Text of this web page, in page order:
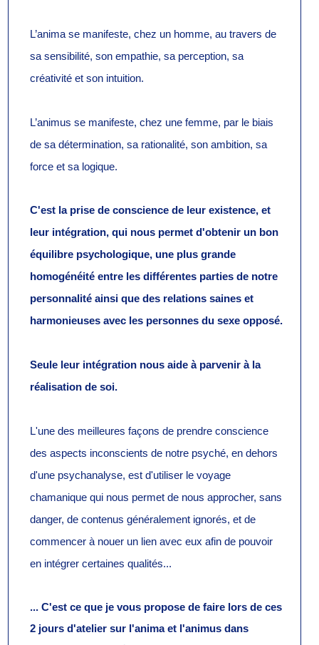
L’anima se manifeste, chez un homme, au travers de
sa sensibilité, son empathie, sa perception, sa
créativité et son intuition.
L’animus se manifeste, chez une femme, par le biais
de sa détermination, sa rationalité, son ambition, sa
force et sa logique.
C'est la prise de conscience de leur existence, et
leur intégration, qui nous permet d'obtenir un bon
équilibre psychologique, une plus grande
homogénéité entre les différentes parties de notre
personnalité ainsi que des relations saines et
harmonieuses avec les personnes du sexe opposé.
Seule leur intégration nous aide à parvenir à la
réalisation de soi.
L'une des meilleures façons de prendre conscience
des aspects inconscients de notre psyché, en dehors
d'une psychanalyse, est d'utiliser le voyage
chamanique qui nous permet de nous approcher, sans
danger, de contenus généralement ignorés, et de
commencer à nouer un lien avec eux afin de pouvoir
en intégrer certaines qualités...
... C'est ce que je vous propose de faire lors de ces
2 jours d'atelier sur l'anima et l'animus dans